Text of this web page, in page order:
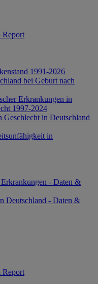
Report
1991-2026
bei Geburt nach
Erkrankungen in
1997-2024
in Deutschland
in
- Daten &
Deutschland - Daten &
Report